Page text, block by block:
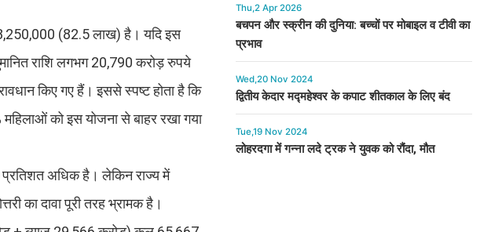
8,250,000 (82.5 लाख) है। यदि इस
राशि लगभग 20,790 करोड़ रुपये
किए गए हैं। इससे स्पष्ट होता है कि
को इस योजना से बाहर रखा गया
अधिक है। लेकिन राज्य में
का दावा पूरी तरह भ्रामक है।
Thu,2 Apr 2026
बचपन और स्क्रीन की दुनिया: बच्चों पर मोबाइल व टीवी का
प्रभाव
Wed,20 Nov 2024
द्वितीय केदार मद्महेश्वर के कपाट शीतकाल के लिए बंद
Tue,19 Nov 2024
लोहरदगा में गन्ना लदे ट्रक ने युवक को रौंदा, मौत